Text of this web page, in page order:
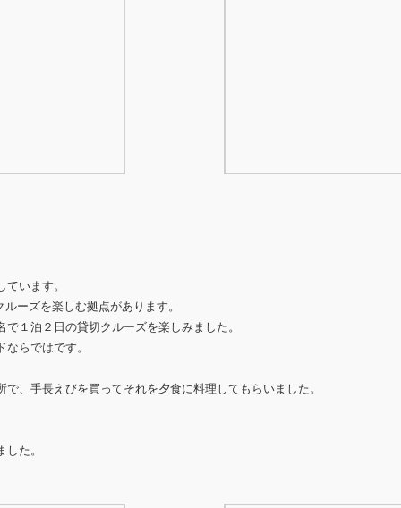
います。
ーズを楽しむ拠点があります。
１泊２日の貸切クルーズを楽しみました。
らではです。
、手長えびを買ってそれを夕食に料理してもらいました。
た。